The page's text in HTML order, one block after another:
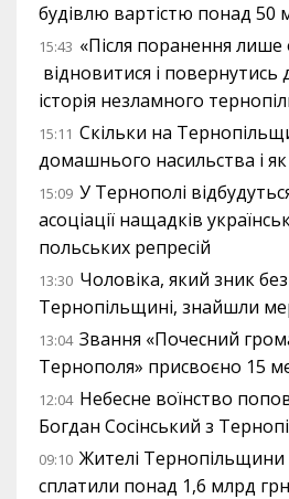
будівлю вартістю понад 50
15:43 «Після поранення
відновитися і повернутись
історія незламного
15:11 Скільки на
домашнього насильства і
15:09 У Тернополі
асоціації нащадків
польських репресій
13:30 Чоловіка, який зник
Тернопільщині, знайшли
13:04 Звання «Почесний
Тернополя» присвоєно 15
12:04 Небесне воїнство
Богдан Сосінський з
09:10 Жителі Тернопільщини
сплатили понад 1,6 млрд